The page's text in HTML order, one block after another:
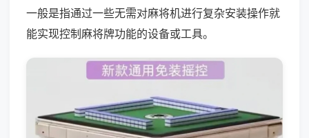
一般是指通过一些无需对麻将机进行复杂安装操作就
能实现控制麻将牌功能的设备或工具。